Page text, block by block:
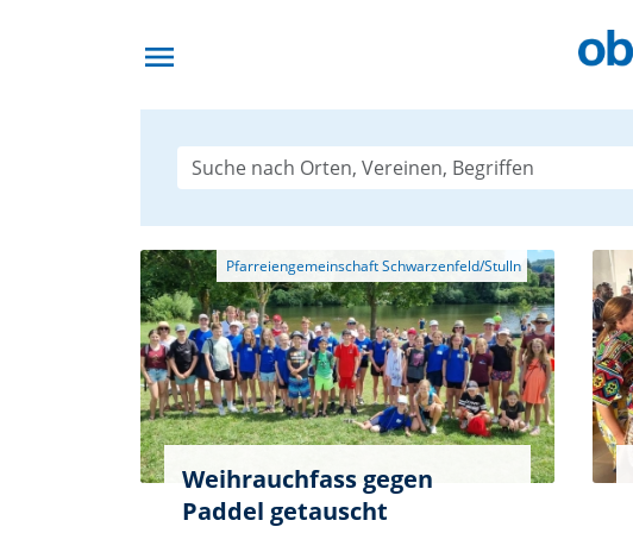
menu
Pfarreiengemeinschaft Schwarzenfeld/Stulln
Weihrauchfass gegen
Paddel getauscht